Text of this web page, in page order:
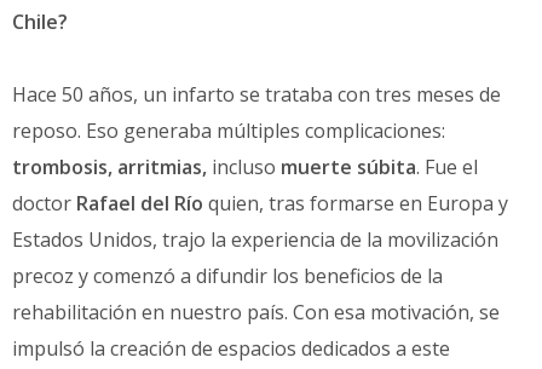
Chile?
Hace 50 años, un infarto se trataba con tres meses de
reposo. Eso generaba múltiples complicaciones:
trombosis, arritmias, incluso muerte súbita. Fue el
doctor Rafael del Río quien, tras formarse en Europa y
Estados Unidos, trajo la experiencia de la movilización
precoz y comenzó a difundir los beneficios de la
rehabilitación en nuestro país. Con esa motivación, se
impulsó la creación de espacios dedicados a este